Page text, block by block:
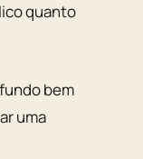
quanto
bem
uma